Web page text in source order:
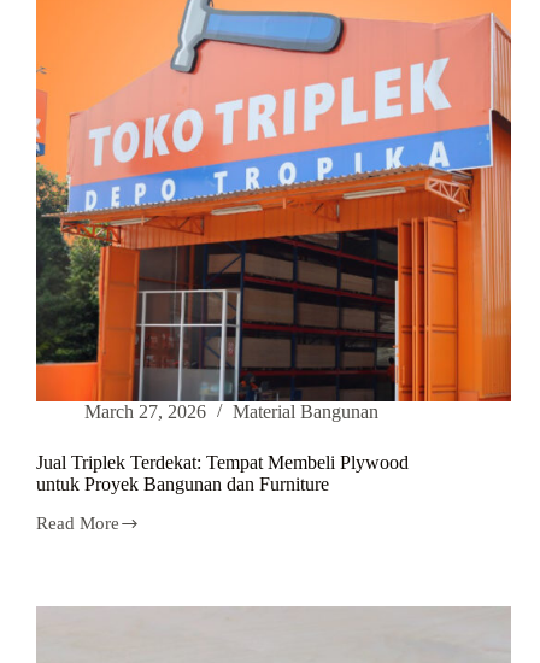
March 27, 2026 Material Bangunan
Jual Triplek Terdekat: Tempat Membeli Plywood
untuk Proyek Bangunan dan Furniture
Read More